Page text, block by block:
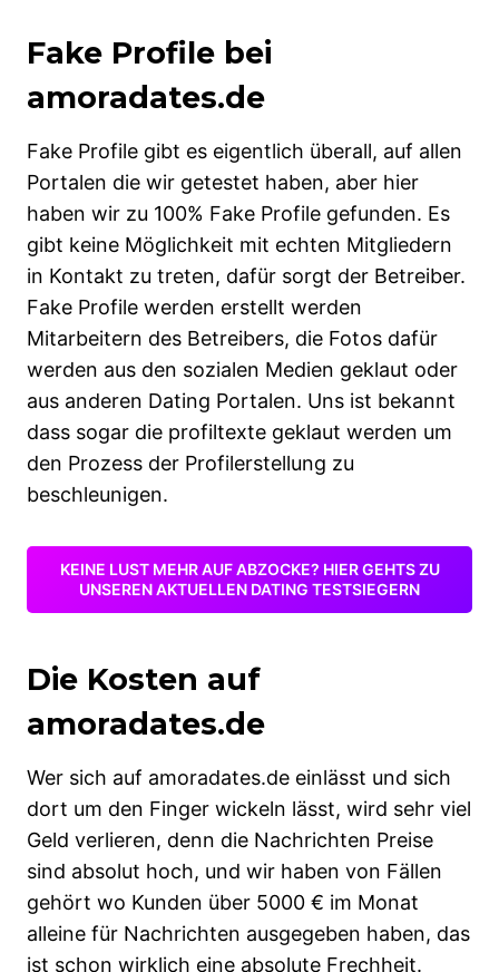
Fake Profile bei
amoradates.de
Fake Profile gibt es eigentlich überall, auf allen
Portalen die wir getestet haben, aber hier
haben wir zu 100% Fake Profile gefunden. Es
gibt keine Möglichkeit mit echten Mitgliedern
in Kontakt zu treten, dafür sorgt der Betreiber.
Fake Profile werden erstellt werden
Mitarbeitern des Betreibers, die Fotos dafür
werden aus den sozialen Medien geklaut oder
aus anderen Dating Portalen. Uns ist bekannt
dass sogar die profiltexte geklaut werden um
den Prozess der Profilerstellung zu
beschleunigen.
KEINE LUST MEHR AUF ABZOCKE? HIER GEHTS ZU
UNSEREN AKTUELLEN DATING TESTSIEGERN
Die Kosten auf
amoradates.de
Wer sich auf amoradates.de einlässt und sich
dort um den Finger wickeln lässt, wird sehr viel
Geld verlieren, denn die Nachrichten Preise
sind absolut hoch, und wir haben von Fällen
gehört wo Kunden über 5000 € im Monat
alleine für Nachrichten ausgegeben haben, das
ist schon wirklich eine absolute Frechheit.